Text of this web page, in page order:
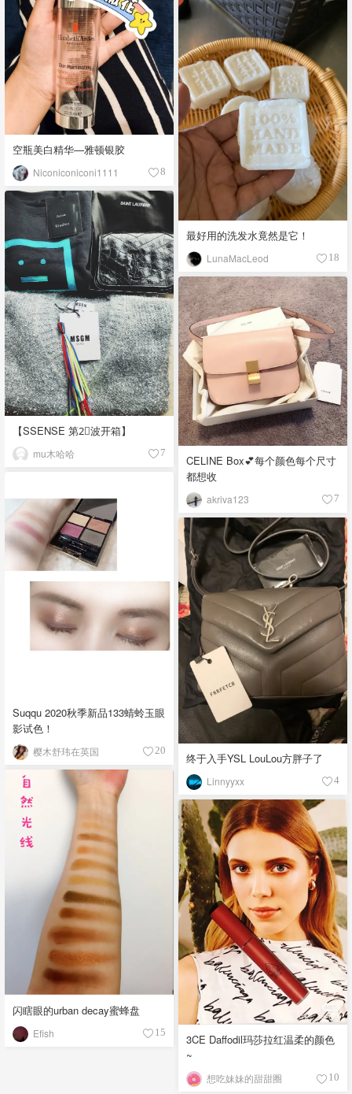
空瓶美白精华—雅顿银胶
Niconiconiconi1111 8
最好用的洗发水竟然是它！
LunaMacLeod 18
【SSENSE 第2⃣️波开箱】
mu木哈哈 7
CELINE Box💕每个颜色每个尺寸
都想收
akriva123 7
Suqqu 2020秋季新品133蜻蛉玉眼
影试色！
樱木舒玮在英国 20
终于入手YSL LouLou方胖子了
Linnyyxx 4
闪瞎眼的urban decay蜜蜂盘
Efish 15
3CE Daffodil玛莎拉红温柔的颜色
~
想吃妹妹的甜甜圈 10